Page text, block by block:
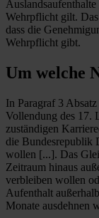
Wehrpflicht gilt.
dass die
Wehrpflicht gibt.
Um welche
In Paragraf 3
Vollendung des 17.
zuständigen
die Bundesrepublik
wollen [...]. Das
Zeitraum hinaus
verbleiben wollen
Aufenthalt
Monate ausdehnen